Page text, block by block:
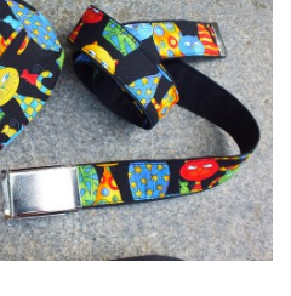
jk-laguna@seznam.cz